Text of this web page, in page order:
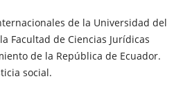
de la Universidad del
Facultad de Ciencias Jurídicas
de la República de Ecuador.
social.